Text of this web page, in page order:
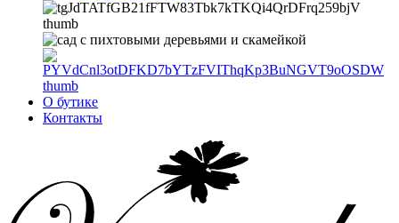
О бутике
Контакты